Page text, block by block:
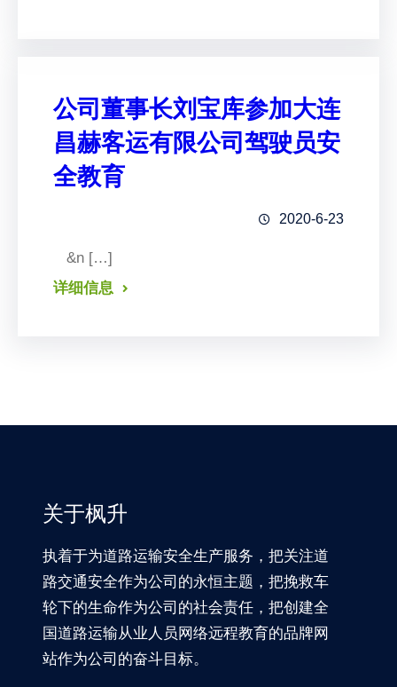
公司董事长刘宝库参加大连
昌赫客运有限公司驾驶员安
全教育
2020-6-23
&n […]
详细信息
关于枫升
执着于为道路运输安全生产服务，把关注道
路交通安全作为公司的永恒主题，把挽救车
轮下的生命作为公司的社会责任，把创建全
国道路运输从业人员网络远程教育的品牌网
站作为公司的奋斗目标。